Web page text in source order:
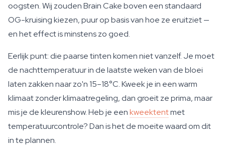
oogsten. Wij zouden Brain Cake boven een standaard
OG-kruising kiezen, puur op basis van hoe ze eruitziet —
en het effect is minstens zo goed.
Eerlijk punt: die paarse tinten komen niet vanzelf. Je moet
de nachttemperatuur in de laatste weken van de bloei
laten zakken naar zo'n 15–18°C. Kweek je in een warm
klimaat zonder klimaatregeling, dan groeit ze prima, maar
mis je de kleurenshow. Heb je eenkweektentmet
temperatuurcontrole? Dan is het de moeite waard om dit
in te plannen.